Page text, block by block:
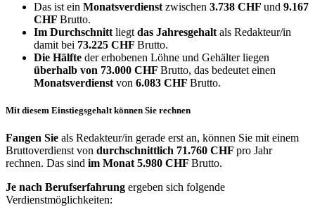
Das ist ein Monatsverdienst zwischen 3.738 CHF und 9.167
CHF Brutto.
Im Durchschnitt liegt das Jahresgehalt als Redakteur/in
damit bei 73.225 CHF Brutto.
Die Hälfte der erhobenen Löhne und Gehälter liegen
überhalb von 73.000 CHF Brutto, das bedeutet einen
Monatsverdienst von 6.083 CHF Brutto.
Mit diesem Einstiegsgehalt können Sie rechnen
Fangen Sie als Redakteur/in gerade erst an, können Sie mit einem
Bruttoverdienst von durchschnittlich 71.760 CHF pro Jahr
rechnen. Das sind im Monat 5.980 CHF Brutto.
Je nach Berufserfahrung ergeben sich folgende
Verdienstmöglichkeiten: